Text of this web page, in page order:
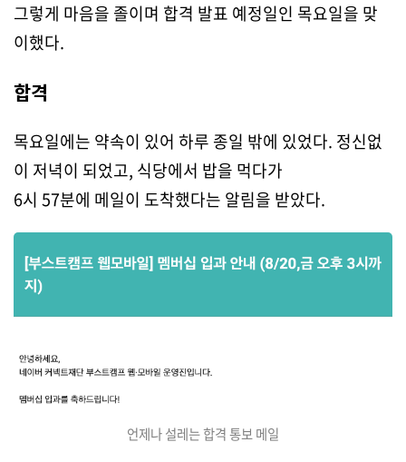
그렇게 마음을 졸이며 합격 발표 예정일인 목요일을 맞
이했다.
합격
목요일에는 약속이 있어 하루 종일 밖에 있었다. 정신없
이 저녁이 되었고, 식당에서 밥을 먹다가
6시 57분에 메일이 도착했다는 알림을 받았다.
언제나 설레는 합격 통보 메일